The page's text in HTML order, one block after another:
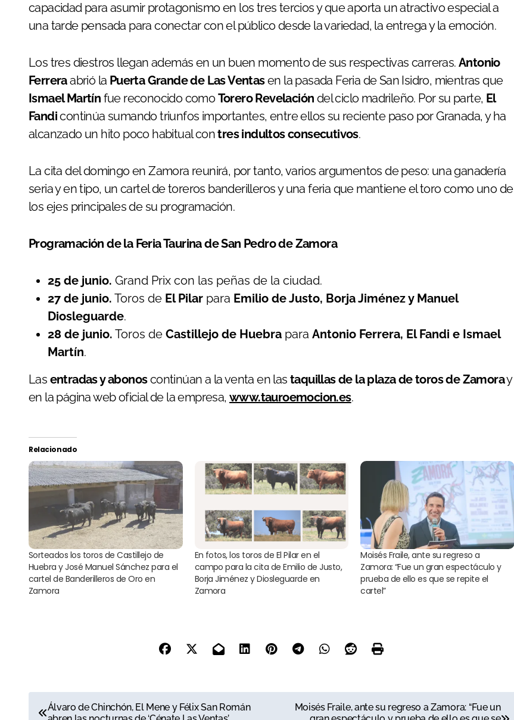
capacidad para asumir protagonismo en los tres tercios y que aporta un atractivo especial a
una tarde pensada para conectar con el público desde la variedad, la entrega y la emoción.
Los tres diestros llegan además en un buen momento de sus respectivas carreras. Antonio
Ferreraabrió la Puerta Grande de Las Ventasen la pasada Feria de San Isidro, mientras que
Ismael Martín fue reconocido comoTorero Revelación del ciclo madrileño. Por su parte, El
Fandicontinúa sumando triunfos importantes, entre ellos su reciente paso por Granada, y ha
alcanzado un hito poco habitual contres indultos consecutivos.
La cita del domingo en Zamora reunirá, por tanto, varios argumentos de peso: una ganadería
seria y en tipo, un cartel de toreros banderilleros y una feria que mantiene el toro como uno de
los ejes principales de su programación.
Programación de la Feria Taurina de San Pedro de Zamora
25 de junio. Grand Prix con las peñas de la ciudad.
27 de junio. Toros de El Pilar para Emilio de Justo, Borja Jiménez y Manuel
Diosleguarde.
28 de junio. Toros de Castillejo de Huebra para Antonio Ferrera, El Fandi e Ismael
Martín.
Las entradas y abonoscontinúan a la venta en lastaquillas de la plaza de toros de Zamoray
en la página web oficial de la empresa, www.tauroemocion.es.
Relacionado
Sorteados los toros de Castillejo de
Huebra y José Manuel Sánchez para el
cartel de Banderilleros de Oro en
Zamora
En fotos, los toros de El Pilar en el
campo para la cita de Emilio de Justo,
Borja Jiménez y Diosleguarde en
Zamora
Moisés Fraile, ante su regreso a
Zamora: “Fue un gran espectáculo y
prueba de ello es que se repite el
cartel”
N Álvaro de Chinchón, El Mene y Félix San Román
Moisés Fraile, ante su regreso a Zamora: “Fue un